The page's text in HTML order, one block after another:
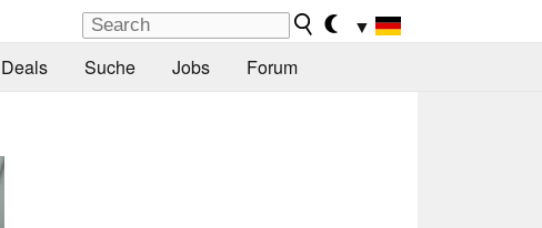
▼
Deals Suche Jobs Forum